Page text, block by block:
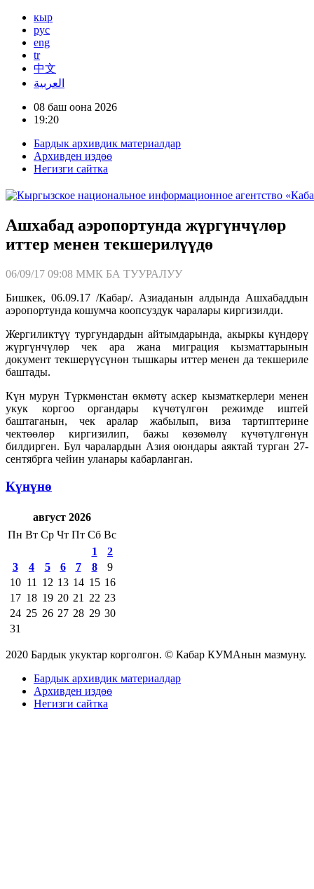
кыр
рус
eng
tr
中文
العربية
08 баш оона 2026
19:20
Бардык архивдик материалдар
Архивден издөө
Негизги сайтка
Ашхабад аэропортунда жүргүнчүлөр
иттер менен текшерилүүдө
06/09/17 09:08 ММК БА ТУУРАЛУУ
Бишкек, 06.09.17 /Кабар/. Азиаданын алдында Ашхабаддын
аэропортунда кошумча коопсуздук чаралары киргизилди.
Жергиликтүү тургундардын айтымдарында, акыркы күндөрү
жүргүнчүлөр чек ара жана миграция кызматтарынын
документ текшерүүсүнөн тышкары иттер менен да текшериле
баштады.
Күн мурун Түркмөнстан өкмөтү аскер кызматкерлери менен
укук коргоо органдары күчөтүлгөн режимде иштей
баштаганын, чек аралар жабылып, виза тартиптерине
чектөөлөр киргизилип, бажы көзөмөлү күчөтүлгөнүн
билдирген. Бул чаралардын Азия оюндары аяктай турган 27-
сентябрга чейин уланары кабарланган.
Күнүнө
август 2026
Пн Вт Ср Чт Пт Сб Вс
1
2
3
4 5 6 7 8
9
10 11 12 13 14 15 16
17 18 19 20 21 22 23
24 25 26 27 28 29 30
31
2020 Бардык укуктар корголгон. © Кабар КУМАнын мазмуну.
Бардык архивдик материалдар
Архивден издөө
Негизги сайтка